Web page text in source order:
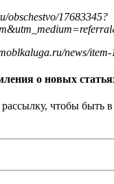
obschestvo/17683345?
news/item-
о новых
чтобы быть в